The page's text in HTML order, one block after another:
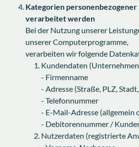
Kategorien personenbezogener
verarbeitet werden
Bei der Nutzung unserer
unserer Computerprogramme,
verarbeiten wir folgende
Kundendaten
- Firmenname
- Adresse (Straße, PLZ,
- Telefonnummer
- E-Mail-Adresse (allgemein
- Debitorennummer /
Nutzerdaten (registrierte